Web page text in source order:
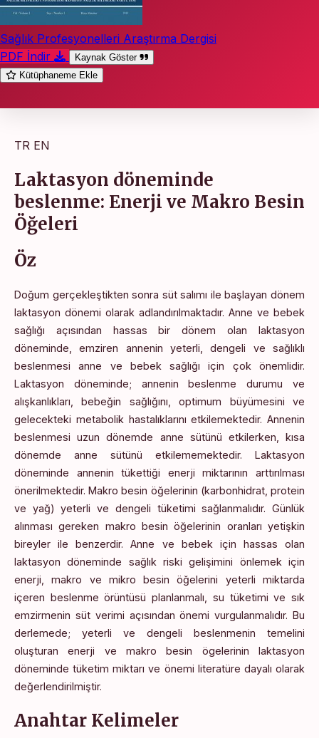
Sağlık Profesyonelleri Araştırma Dergisi
PDF İndir
Kaynak Göster
Kütüphaneme Ekle
TR EN
Laktasyon döneminde
beslenme: Enerji ve Makro Besin
Öğeleri
Öz
Doğum gerçekleştikten sonra süt salımı ile başlayan dönem
laktasyon dönemi olarak adlandırılmaktadır. Anne ve bebek
sağlığı açısından hassas bir dönem olan laktasyon
döneminde, emziren annenin yeterli, dengeli ve sağlıklı
beslenmesi anne ve bebek sağlığı için çok önemlidir.
Laktasyon döneminde; annenin beslenme durumu ve
alışkanlıkları, bebeğin sağlığını, optimum büyümesini ve
gelecekteki metabolik hastalıklarını etkilemektedir. Annenin
beslenmesi uzun dönemde anne sütünü etkilerken, kısa
dönemde anne sütünü etkilememektedir. Laktasyon
döneminde annenin tükettiği enerji miktarının arttırılması
önerilmektedir. Makro besin öğelerinin (karbonhidrat, protein
ve yağ) yeterli ve dengeli tüketimi sağlanmalıdır. Günlük
alınması gereken makro besin öğelerinin oranları yetişkin
bireyler ile benzerdir. Anne ve bebek için hassas olan
laktasyon döneminde sağlık riski gelişimini önlemek için
enerji, makro ve mikro besin öğelerini yeterli miktarda
içeren beslenme örüntüsü planlanmalı, su tüketimi ve sık
emzirmenin süt verimi açısından önemi vurgulanmalıdır. Bu
derlemede; yeterli ve dengeli beslenmenin temelini
oluşturan enerji ve makro besin ögelerinin laktasyon
döneminde tüketim miktarı ve önemi literatüre dayalı olarak
değerlendirilmiştir.
Anahtar Kelimeler